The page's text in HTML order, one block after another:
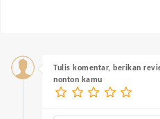
Tulis komentar, berikan
nonton kamu